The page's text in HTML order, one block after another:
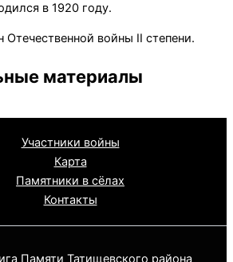
в 1920 году.
войны II степени.
материалы
Участники войны
Карта
Памятники в сёлах
Контакты